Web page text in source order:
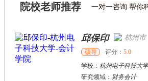
院校老师推荐 一对一咨询 帮你
邱保印 杭州市
硕导 评分： 5.0
学校： 杭州电子科技大学
研究领域： 财务会计